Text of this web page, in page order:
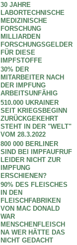
30 JAHRE
LABORTECHNISCHE
MEDIZINISCHE
FORSCHUNG
MILLIARDEN
FORSCHUNGSGELDER
FÜR DIESE
IMPFSTOFFE
30% DER
MITARBEITER NACH
DER IMPFUNG
ARBEITSUNFÄHIG
510.000 UKRAINER
SEIT KRIEGSBEGINN
ZURÜCKGEKEHRT
STEHT IN DER "WELT"
VOM 28.3.2022
800 000 BERLINER
SIND BEI IMPFAUFRUF
LEIDER NICHT ZUR
IMPFUNG
ERSCHIENEN?
90% DES FLEISCHES
IN DEN
FLEISCHFABRIKEN
VON MAC DONALD
WAR
MENSCHENFLEISCH
NA WER HÄTTE DAS
NICHT GEDACHT